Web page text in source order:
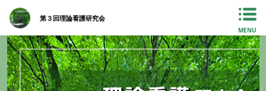
第３回理論看護研究会
MENU